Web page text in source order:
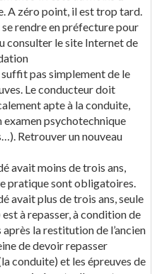
A zéro point, il est trop tard.
rendre en préfecture pour
consulter le site Internet de
pas simplement de le
Le conducteur doit
apte à la conduite,
examen psychotechnique
Retrouver un nouveau
avait moins de trois ans,
pratique sont obligatoires.
avait plus de trois ans, seule
à repasser, à condition de
la restitution de l’ancien
de devoir repasser
conduite) et les épreuves de